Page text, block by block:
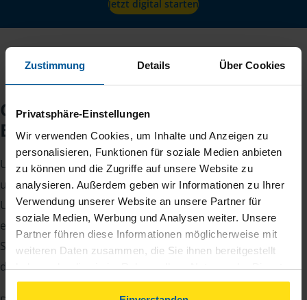
Zustimmung Details Über Cookies
Privatsphäre-Einstellungen
Wir verwenden Cookies, um Inhalte und Anzeigen zu
personalisieren, Funktionen für soziale Medien anbieten
zu können und die Zugriffe auf unsere Website zu
analysieren. Außerdem geben wir Informationen zu Ihrer
Verwendung unserer Website an unsere Partner für
soziale Medien, Werbung und Analysen weiter. Unsere
Partner führen diese Informationen möglicherweise mit
weiteren Daten zusammen, die Sie ihnen bereitgestellt
haben oder die sie im Rahmen Ihrer Nutzung der Dienste
gesammelt haben. Indem Sie auf Einverstanden klicken,
Jetzt digital starten
Checkliste für Ihr
Beratungsgespräch
Um Ihre Steuererklärung erstellen zu können, benötigen
unsere Beraterinnen und Berater eine Reihe von
Unterlagen von Ihnen. Dazu gehört beispielsweise die
elektronische Lohnsteuerbescheinigung, Ihre
Steueridentifikationsnummer, der Rentenbescheid oder
die Bescheinigung über das Kindergeld.